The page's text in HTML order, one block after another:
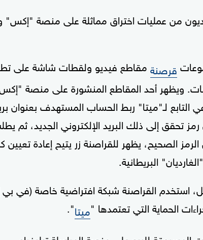
من عمليات اختراق مماثلة على منصة "إكس"
قرصنة مقاطع فيديو ولقطات شاشة على
ويظهر أحد المقاطع المنشورة على منصة
التابع لـ"ميتا" ربط الحساب المستهدف بعنوان
تحقق إلى ذلك البريد الإلكتروني الجديد، ثم
الصحيح، يظهر للقراصنة زر يتيح إعادة
البريطانية.
استخدم القراصنة شبكة افتراضية خاصة (في
الحماية التي تعتمدها "ميتا".